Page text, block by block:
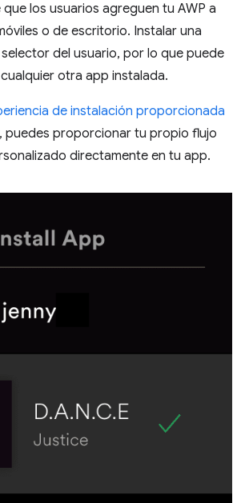
los usuarios agreguen tu AWP a
o de escritorio. Instalar una
selector del usuario, por lo que puede
otra app instalada.
de instalación proporcionada
, puedes proporcionar tu propio flujo
directamente en tu app.